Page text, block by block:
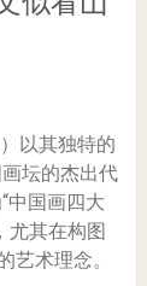
以其独特的
坛的杰出代
中国画四大
尤其在构图
艺术理念。